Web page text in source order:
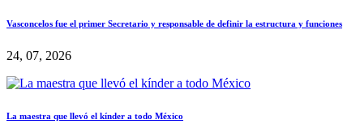
Vasconcelos fue el primer Secretario y responsable de definir la estructura y funciones
24, 07, 2026
La maestra que llevó el kínder a todo México